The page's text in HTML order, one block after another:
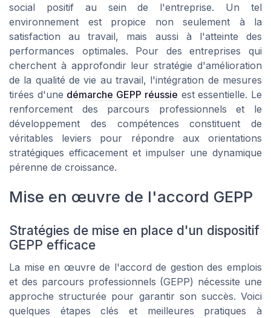
social positif au sein de l'entreprise. Un tel
environnement est propice non seulement à la
satisfaction au travail, mais aussi à l'atteinte des
performances optimales. Pour des entreprises qui
cherchent à approfondir leur stratégie d'amélioration
de la qualité de vie au travail, l'intégration de mesures
tirées d'une démarche GEPP réussie est essentielle. Le
renforcement des parcours professionnels et le
développement des compétences constituent de
véritables leviers pour répondre aux orientations
stratégiques efficacement et impulser une dynamique
pérenne de croissance.
Mise en œuvre de l'accord GEPP
Stratégies de mise en place d'un dispositif
GEPP efficace
La mise en œuvre de l'accord de gestion des emplois
et des parcours professionnels (GEPP) nécessite une
approche structurée pour garantir son succès. Voici
quelques étapes clés et meilleures pratiques à